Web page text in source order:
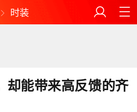
时装
却能带来高反馈的齐